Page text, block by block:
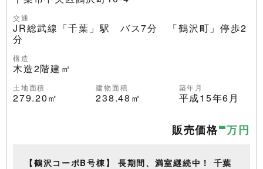
交通
JR総武線「千葉」駅 バス7分 「鶴沢町」停歩2
分
構造
木造2階建㎡
土地面積
279.20㎡
建物面積
238.48㎡
築年月
平成15年6月
販売価格-万円
【鶴沢コーポB号棟】 長期間、満室継続中！ 千葉